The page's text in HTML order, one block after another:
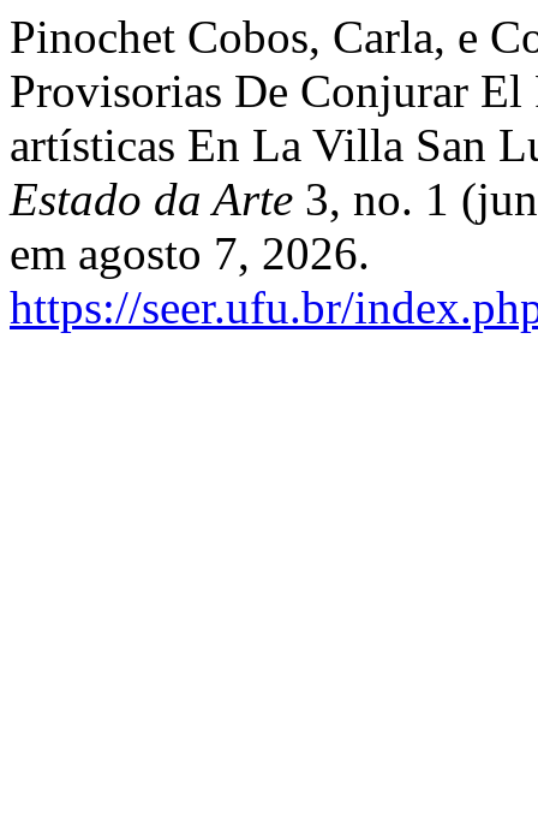
Pinochet Cobos, Carla, e
Provisorias De Conjurar El
artísticas En La Villa San
Estado da Arte 3, no. 1
em agosto 7, 2026.
https://seer.ufu.br/